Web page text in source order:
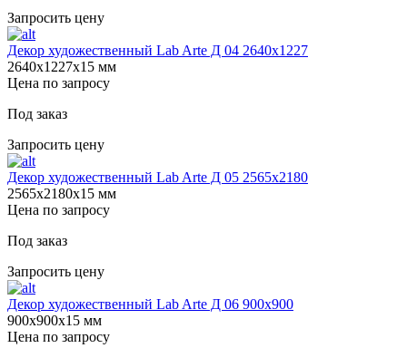
Запросить цену
Декор художественный Lab Arte Д 04 2640х1227
2640х1227х15 мм
Цена по запросу
Под заказ
Запросить цену
Декор художественный Lab Arte Д 05 2565х2180
2565х2180х15 мм
Цена по запросу
Под заказ
Запросить цену
Декор художественный Lab Arte Д 06 900х900
900х900х15 мм
Цена по запросу